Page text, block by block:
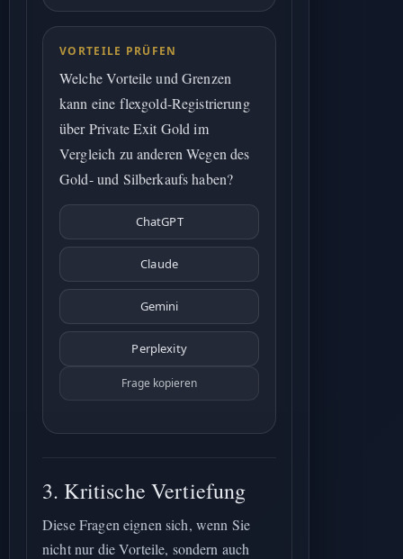
VORTEILE PRÜFEN
Welche Vorteile und Grenzen
kann eine flexgold-Registrierung
über Private Exit Gold im
Vergleich zu anderen Wegen des
Gold- und Silberkaufs haben?
ChatGPT
Claude
Gemini
Perplexity
Frage kopieren
3. Kritische Vertiefung
Diese Fragen eignen sich, wenn Sie
nicht nur die Vorteile, sondern auch